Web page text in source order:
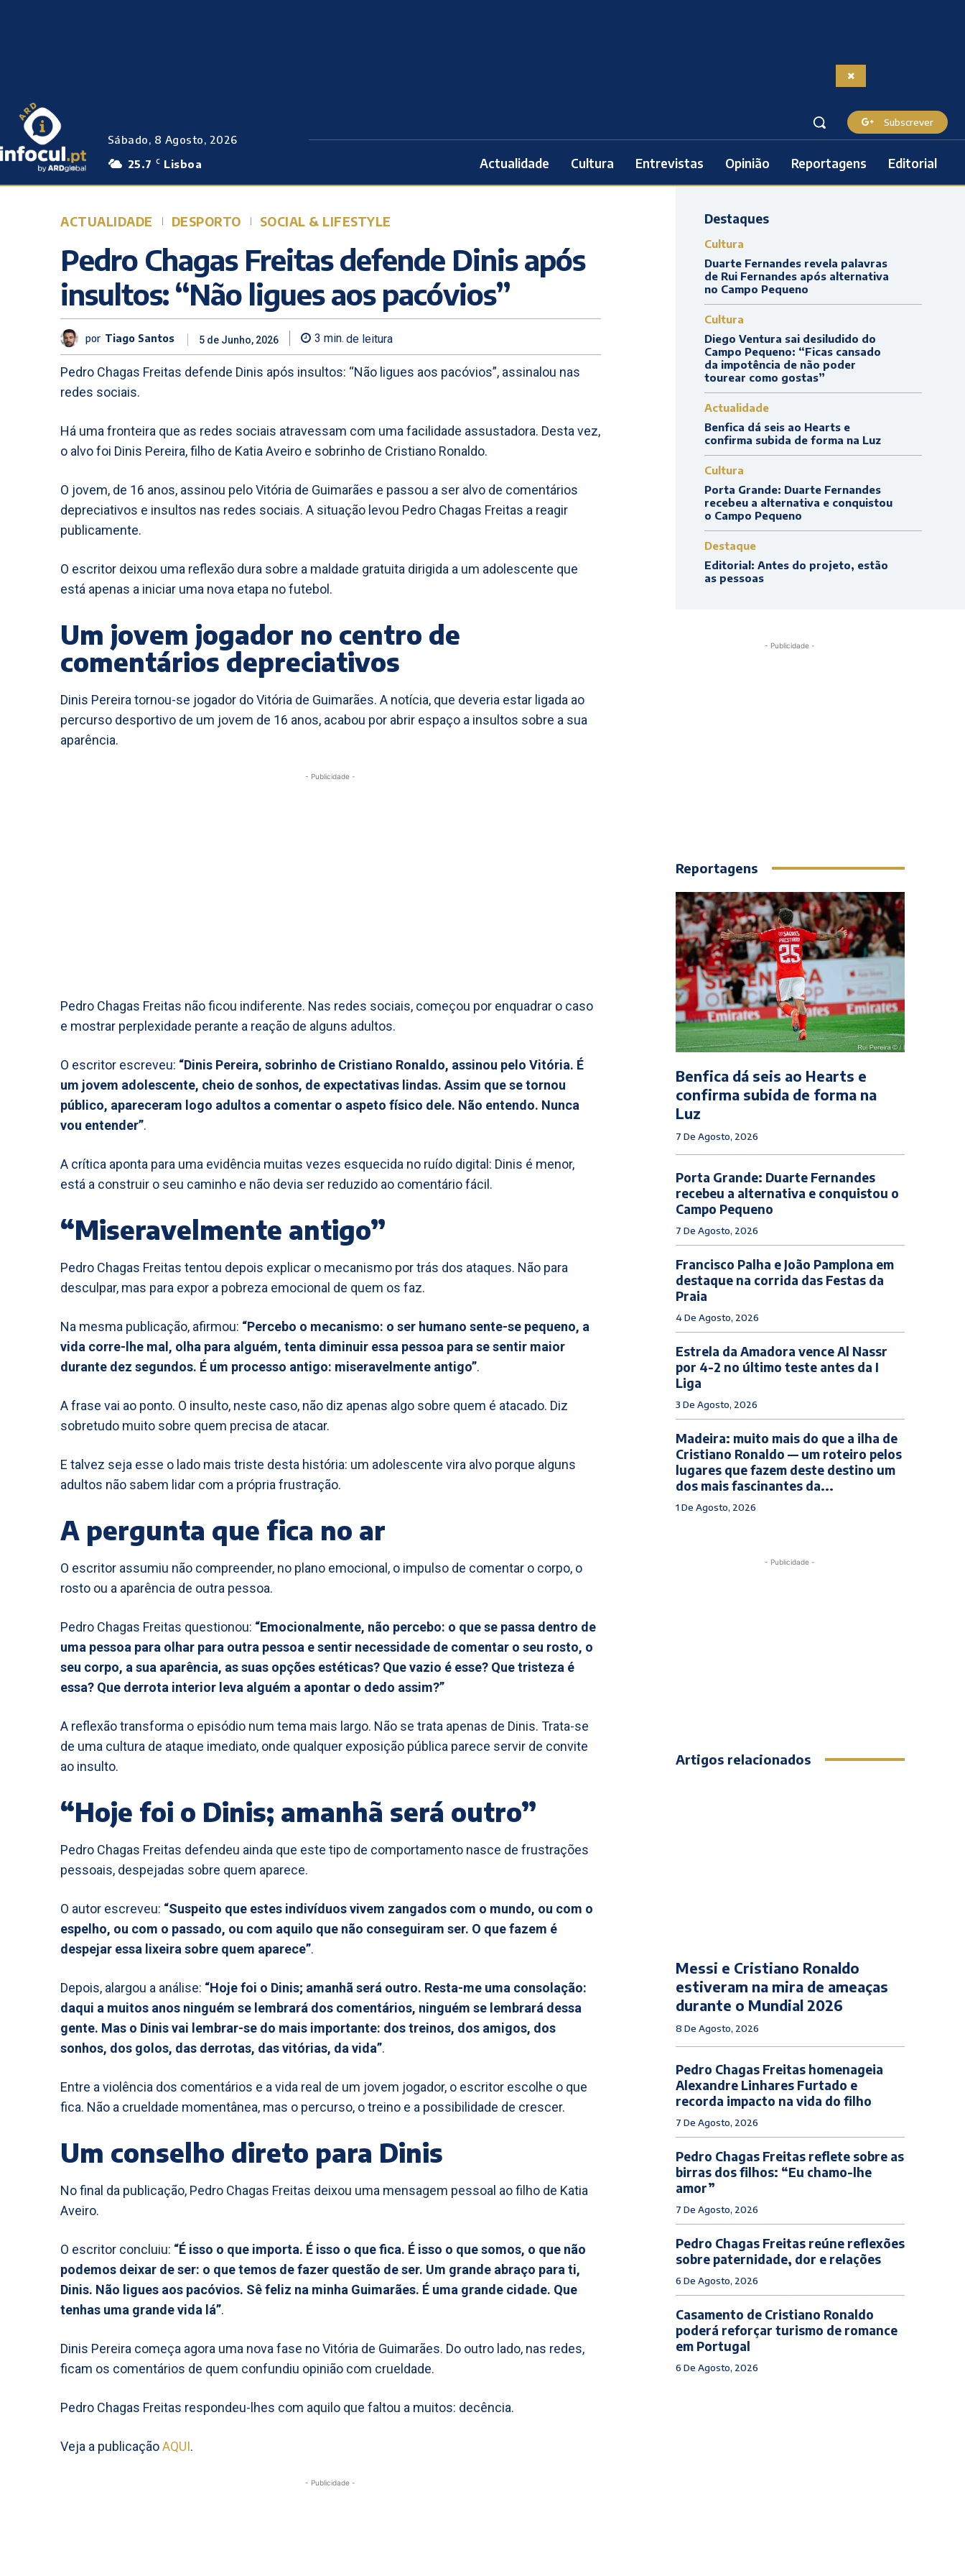
Sábado, 8 Agosto, 2026
25.7
C Lisboa
Subscrever
Actualidade Cultura Entrevistas Opinião Reportagens Editorial
ACTUALIDADE DESPORTO SOCIAL & LIFESTYLE
Pedro Chagas Freitas defende Dinis após
insultos: “Não ligues aos pacóvios”
por Tiago Santos 5 de Junho, 2026 3 min. de leitura
Pedro Chagas Freitas defende Dinis após insultos: “Não ligues aos pacóvios”, assinalou nas
redes sociais.
Há uma fronteira que as redes sociais atravessam com uma facilidade assustadora. Desta vez,
o alvo foi Dinis Pereira, filho de Katia Aveiro e sobrinho de Cristiano Ronaldo.
O jovem, de 16 anos, assinou pelo Vitória de Guimarães e passou a ser alvo de comentários
depreciativos e insultos nas redes sociais. A situação levou Pedro Chagas Freitas a reagir
publicamente.
O escritor deixou uma reflexão dura sobre a maldade gratuita dirigida a um adolescente que
está apenas a iniciar uma nova etapa no futebol.
Um jovem jogador no centro de
comentários depreciativos
Dinis Pereira tornou-se jogador do Vitória de Guimarães. A notícia, que deveria estar ligada ao
percurso desportivo de um jovem de 16 anos, acabou por abrir espaço a insultos sobre a sua
aparência.
- Publicidade -
Pedro Chagas Freitas não ficou indiferente. Nas redes sociais, começou por enquadrar o caso
e mostrar perplexidade perante a reação de alguns adultos.
O escritor escreveu: “Dinis Pereira, sobrinho de Cristiano Ronaldo, assinou pelo Vitória. É
um jovem adolescente, cheio de sonhos, de expectativas lindas. Assim que se tornou
público, apareceram logo adultos a comentar o aspeto físico dele. Não entendo. Nunca
vou entender”.
A crítica aponta para uma evidência muitas vezes esquecida no ruído digital: Dinis é menor,
está a construir o seu caminho e não devia ser reduzido ao comentário fácil.
“Miseravelmente antigo”
Pedro Chagas Freitas tentou depois explicar o mecanismo por trás dos ataques. Não para
desculpar, mas para expor a pobreza emocional de quem os faz.
Na mesma publicação, afirmou: “Percebo o mecanismo: o ser humano sente-se pequeno, a
vida corre-lhe mal, olha para alguém, tenta diminuir essa pessoa para se sentir maior
durante dez segundos. É um processo antigo: miseravelmente antigo”.
A frase vai ao ponto. O insulto, neste caso, não diz apenas algo sobre quem é atacado. Diz
sobretudo muito sobre quem precisa de atacar.
E talvez seja esse o lado mais triste desta história: um adolescente vira alvo porque alguns
adultos não sabem lidar com a própria frustração.
A pergunta que fica no ar
O escritor assumiu não compreender, no plano emocional, o impulso de comentar o corpo, o
rosto ou a aparência de outra pessoa.
Pedro Chagas Freitas questionou: “Emocionalmente, não percebo: o que se passa dentro de
uma pessoa para olhar para outra pessoa e sentir necessidade de comentar o seu rosto, o
seu corpo, a sua aparência, as suas opções estéticas? Que vazio é esse? Que tristeza é
essa? Que derrota interior leva alguém a apontar o dedo assim?”
A reflexão transforma o episódio num tema mais largo. Não se trata apenas de Dinis. Trata-se
de uma cultura de ataque imediato, onde qualquer exposição pública parece servir de convite
ao insulto.
“Hoje foi o Dinis; amanhã será outro”
Pedro Chagas Freitas defendeu ainda que este tipo de comportamento nasce de frustrações
pessoais, despejadas sobre quem aparece.
O autor escreveu: “Suspeito que estes indivíduos vivem zangados com o mundo, ou com o
espelho, ou com o passado, ou com aquilo que não conseguiram ser. O que fazem é
despejar essa lixeira sobre quem aparece”.
Depois, alargou a análise: “Hoje foi o Dinis; amanhã será outro. Resta-me uma consolação:
daqui a muitos anos ninguém se lembrará dos comentários, ninguém se lembrará dessa
gente. Mas o Dinis vai lembrar-se do mais importante: dos treinos, dos amigos, dos
sonhos, dos golos, das derrotas, das vitórias, da vida”.
Entre a violência dos comentários e a vida real de um jovem jogador, o escritor escolhe o que
fica. Não a crueldade momentânea, mas o percurso, o treino e a possibilidade de crescer.
Um conselho direto para Dinis
No final da publicação, Pedro Chagas Freitas deixou uma mensagem pessoal ao filho de Katia
Aveiro.
O escritor concluiu: “É isso o que importa. É isso o que fica. É isso o que somos, o que não
podemos deixar de ser: o que temos de fazer questão de ser. Um grande abraço para ti,
Dinis. Não ligues aos pacóvios. Sê feliz na minha Guimarães. É uma grande cidade. Que
tenhas uma grande vida lá”.
Dinis Pereira começa agora uma nova fase no Vitória de Guimarães. Do outro lado, nas redes,
ficam os comentários de quem confundiu opinião com crueldade.
Pedro Chagas Freitas respondeu-lhes com aquilo que faltou a muitos: decência.
Veja a publicaçãoAQUI.
- Publicidade -
Destaques
Cultura
Duarte Fernandes revela palavras
de Rui Fernandes após alternativa
no Campo Pequeno
Cultura
Diego Ventura sai desiludido do
Campo Pequeno: “Ficas cansado
da impotência de não poder
tourear como gostas”
Actualidade
Benfica dá seis ao Hearts e
confirma subida de forma na Luz
Cultura
Porta Grande: Duarte Fernandes
recebeu a alternativa e conquistou
o Campo Pequeno
Destaque
Editorial: Antes do projeto, estão
as pessoas
- Publicidade -
Reportagens
Benfica dá seis ao Hearts e
confirma subida de forma na
Luz
7 De Agosto, 2026
Porta Grande: Duarte Fernandes
recebeu a alternativa e conquistou o
Campo Pequeno
7 De Agosto, 2026
Francisco Palha e João Pamplona em
destaque na corrida das Festas da
Praia
4 De Agosto, 2026
Estrela da Amadora vence Al Nassr
por 4-2 no último teste antes da I
Liga
3 De Agosto, 2026
Madeira: muito mais do que a ilha de
Cristiano Ronaldo — um roteiro pelos
lugares que fazem deste destino um
dos mais fascinantes da...
1 De Agosto, 2026
- Publicidade -
Artigos relacionados
Messi e Cristiano Ronaldo
estiveram na mira de ameaças
durante o Mundial 2026
8 De Agosto, 2026
Pedro Chagas Freitas homenageia
Alexandre Linhares Furtado e
recorda impacto na vida do filho
7 De Agosto, 2026
Pedro Chagas Freitas reflete sobre as
birras dos filhos: “Eu chamo-lhe
amor”
7 De Agosto, 2026
Pedro Chagas Freitas reúne reflexões
sobre paternidade, dor e relações
6 De Agosto, 2026
Casamento de Cristiano Ronaldo
poderá reforçar turismo de romance
em Portugal
6 De Agosto, 2026